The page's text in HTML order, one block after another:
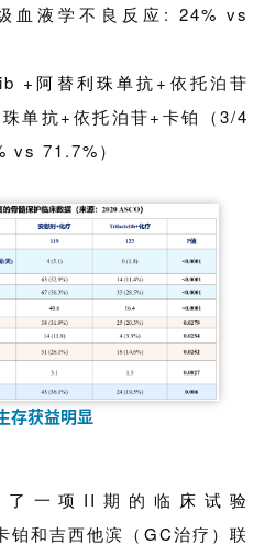
血液学不良反应: 24% vs
+阿替利珠单抗+依托泊苷
单抗+依托泊苷+卡铂（3/4
vs 71.7%）
存获益明显
了一项II期的临床试验
铂和吉西他滨（ GC治疗）联